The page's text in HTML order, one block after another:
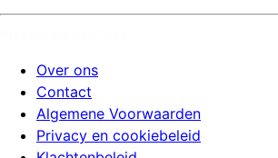
Over ons
Contact
Algemene Voorwaarden
Privacy en cookiebeleid